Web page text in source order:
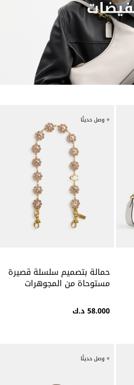
⭐ وصل حديثًا
حمالة بتصميم سلسلة قصيرة
مستوحاة من المجوهرات
58.000 د.ك
⭐ وصل حديثًا